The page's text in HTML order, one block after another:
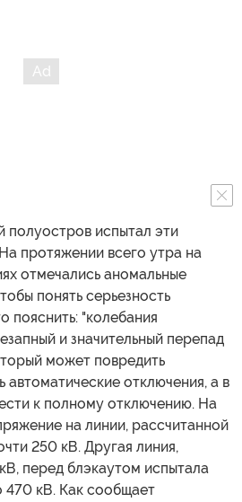
полуостров испытал эти
протяжении всего утра на
отмечались аномальные
понять серьезность
пояснить: "колебания
и значительный перепад
может повредить
автоматические отключения, а в
к полному отключению. На
на линии, рассчитанной
250 кВ. Другая линия,
перед блэкаутом испытала
470 кВ. Как сообщает